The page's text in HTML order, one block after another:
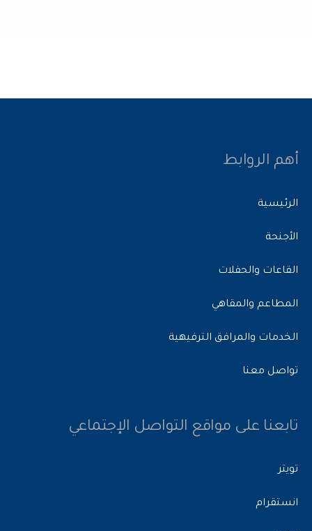
أهم الروابط
الرئيسية
الأجنحة
القاعات والحفلات
المطاعم والمقاهي
الخدمات والمرافق الترفيهية
تواصل معنا
تابعنا على مواقع التواصل الإجتماعي
تويتر
انستقرام